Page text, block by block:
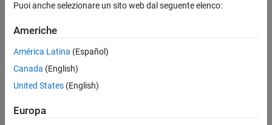
Puoi anche selezionare un sito web dal seguente elenco:
Americhe
América Latina (Español)
Canada (English)
United States (English)
Europa